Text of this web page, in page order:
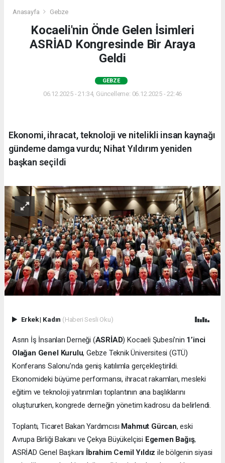
Anasayfa Gebze
Kocaeli'nin Önde Gelen İsimleri
ASRİAD Kongresinde Bir Araya
Geldi
GEBZE
06.12.2025 - 21:34, Güncelleme: 06.12.2025 - 22:46
Ekonomi, ihracat, teknoloji ve nitelikli insan kaynağı
gündeme damga vurdu; Nihat Yıldırım yeniden
başkan seçildi
Erkek| Kadın (Haberi Sesli Oku)
Asrın İş İnsanları Derneği (ASRİAD) Kocaeli Şubesi’nin 1’inci
Olağan Genel Kurulu, Gebze Teknik Üniversitesi (GTÜ)
Konferans Salonu’nda geniş katılımla gerçekleştirildi.
Ekonomideki büyüme performansı, ihracat rakamları, mesleki
eğitim ve teknoloji yatırımları toplantının ana başlıklarını
oluştururken, kongrede derneğin yönetim kadrosu da belirlendi.
Toplantı, Ticaret Bakan Yardımcısı Mahmut Gürcan, eski
Avrupa Birliği Bakanı ve Çekya Büyükelçisi Egemen Bağış,
ASRİAD Genel Başkanı İbrahim Cemil Yıldız ile bölgenin siyasi